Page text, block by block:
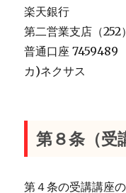
楽天銀行
第二営業支店（252）
普通口座 7459489
カ)ネクサス
第８条（受
第４条の受講講座